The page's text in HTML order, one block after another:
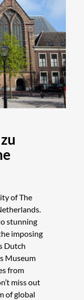
of The
stunning
imposing
Dutch
Museum
from
miss out
of global